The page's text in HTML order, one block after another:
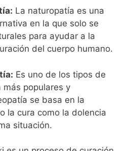
La naturopatía es una
en la que solo se
para ayudar a la
del cuerpo humano.
Es uno de los tipos de
populares y
se basa en la
la cura como la dolencia
situación.